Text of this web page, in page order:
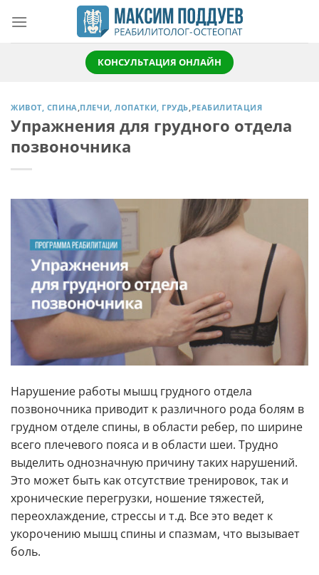
content
КОНСУЛЬТАЦИЯ ОНЛАЙН
ЖИВОТ, СПИНА,ПЛЕЧИ, ЛОПАТКИ, ГРУДЬ,РЕАБИЛИТАЦИЯ
Упражнения для грудного отдела
позвоночника
Нарушение работы мышц грудного отдела
позвоночника приводит к различного рода болям в
грудном отделе спины, в области ребер, по ширине
всего плечевого пояса и в области шеи. Трудно
выделить однозначную причину таких нарушений.
Это может быть как отсутствие тренировок, так и
хронические перегрузки, ношение тяжестей,
переохлаждение, стрессы и т.д. Все это ведет к
укорочению мышц спины и спазмам, что вызывает
боль.